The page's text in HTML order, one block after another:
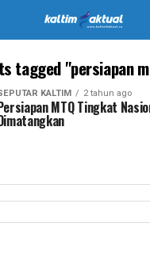
tagged "persiapan
KALTIM 2 tahun ago
MTQ Tingkat